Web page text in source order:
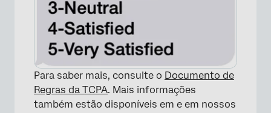
Para saber mais, consulte o Documento de
Regras da TCPA. Mais informações
também estão disponíveis em e em nossos